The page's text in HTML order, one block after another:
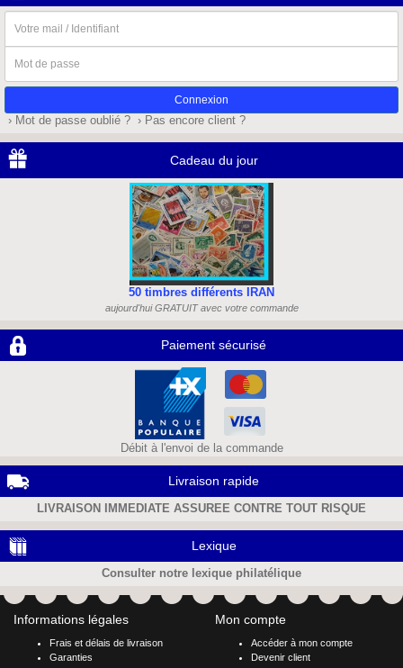
mail
/
Identifiant
de
passe
› Mot de passe oublié ? › Pas encore client ?
Cadeau du jour
50 timbres différents IRAN
aujourd'hui GRATUIT avec votre commande
Paiement sécurisé
Débit à l'envoi de la commande
Livraison rapide
LIVRAISON IMMEDIATE ASSUREE CONTRE TOUT RISQUE
Lexique
Consulter notre lexique philatélique
Informations légales
Frais et délais de livraison
Garanties
Mon compte
Accéder à mon compte
Devenir client